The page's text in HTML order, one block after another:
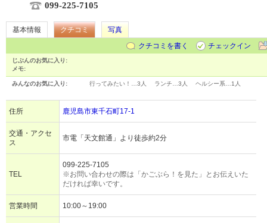
099-225-7105
基本情報 クチコミ
写真
クチコミを書く
チェックイン
じぶんのお気に入り:
メモ:
みんなのお気に入り: 行ってみたい！… 3人 ランチ… 3人 ヘルシー系… 1人
住所 鹿児島市東千石町17-1
交通・アクセ
ス
市電「天文館通」より徒歩約2分
TEL
099-225-7105
※お問い合わせの際は「かごぶら！を見た」とお伝えいた
だければ幸いです。
営業時間 10:00～19:00